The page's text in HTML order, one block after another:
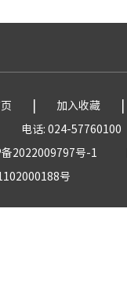
| 加入收藏 |
电话: 024-57760100
2022009797号-1
号